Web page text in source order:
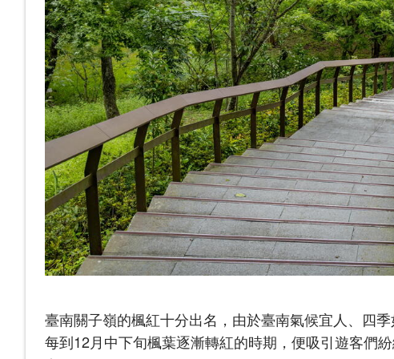
臺南關子嶺的楓紅十分出名，由於臺南氣候宜人、四
每到12月中下旬楓葉逐漸轉紅的時期，便吸引遊客們